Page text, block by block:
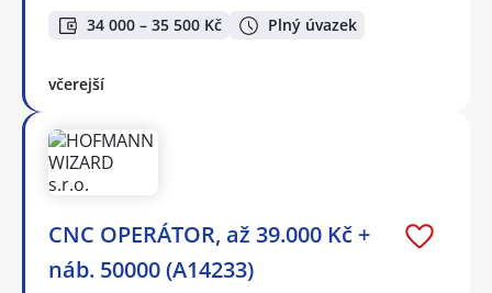
34 000 – 35 500 Kč Plný úvazek
včerejší
CNC OPERÁTOR, až 39.000 Kč +
náb. 50000 (A14233)